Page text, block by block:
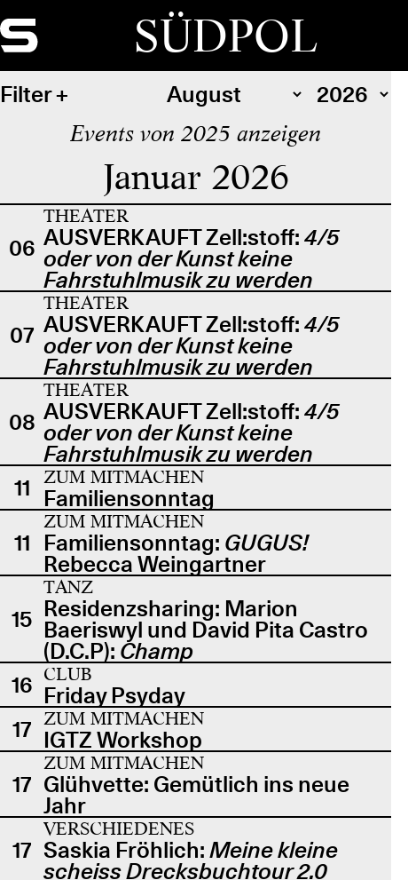
SÜDPOL
Filter
Events von 2025 anzeigen
Januar 2026
06
THEATER
AUSVERKAUFT Zell:stoff: 4/5
oder von der Kunst keine
Fahrstuhlmusik zu werden
07
THEATER
AUSVERKAUFT Zell:stoff: 4/5
oder von der Kunst keine
Fahrstuhlmusik zu werden
08
THEATER
AUSVERKAUFT Zell:stoff: 4/5
oder von der Kunst keine
Fahrstuhlmusik zu werden
11
ZUM MITMACHEN
Familiensonntag
11
ZUM MITMACHEN
Familiensonntag: GUGUS!
Rebecca Weingartner
15
TANZ
Residenzsharing: Marion
Baeriswyl und David Pita Castro
(D.C.P): Champ
16 CLUB
Friday Psyday
17 ZUM MITMACHEN
IGTZ Workshop
17
ZUM MITMACHEN
Glühvette: Gemütlich ins neue
Jahr
17
VERSCHIEDENES
Saskia Fröhlich: Meine kleine
scheiss Drecksbuchtour 2.0